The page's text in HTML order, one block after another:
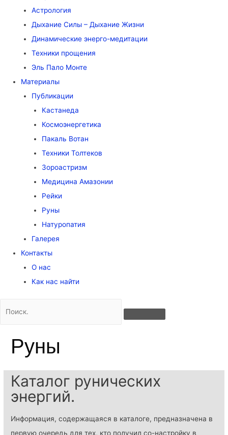
Астрология
Дыхание Силы – Дыхание Жизни
Динамические энерго-медитации
Техники прощения
Эль Пало Монте
Материалы
Публикации
Кастанеда
Космоэнергетика
Пакаль Вотан
Техники Толтеков
Зороастризм
Медицина Амазонии
Рейки
Руны
Натуропатия
Галерея
Контакты
О нас
Как нас найти
Руны
Каталог рунических
энергий.
Информация, содержащаяся в каталоге, предназначена в
первую очередь для тех, кто получил со-настройку в